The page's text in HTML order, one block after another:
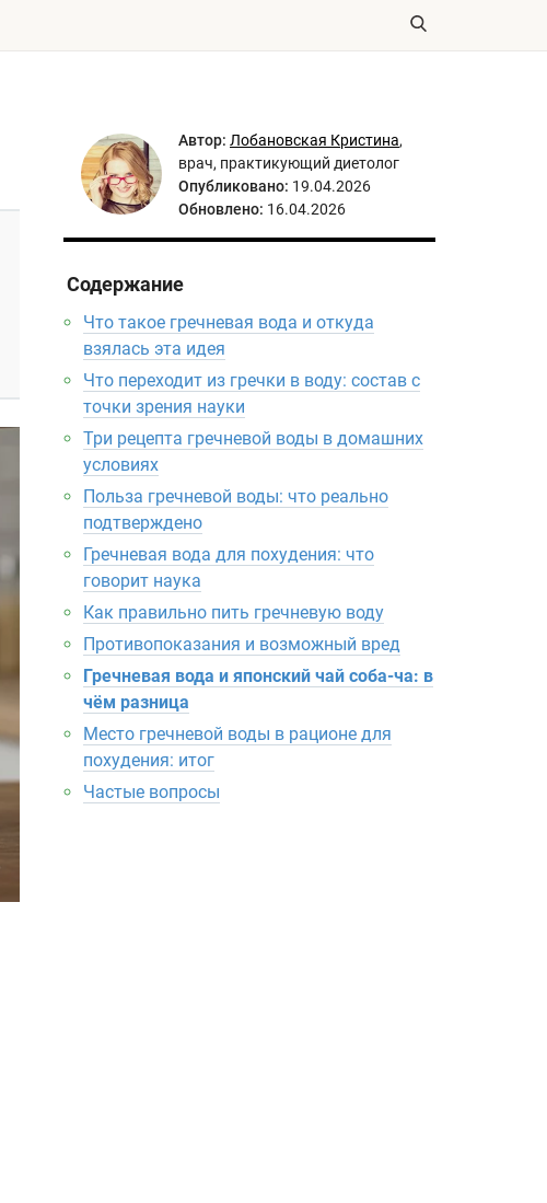
Автор: Лобановская Кристина,
врач, практикующий диетолог
Опубликовано: 19.04.2026
Обновлено: 16.04.2026
Содержание
Что такое гречневая вода и откуда
взялась эта идея
Что переходит из гречки в воду: состав с
точки зрения науки
Три рецепта гречневой воды в домашних
условиях
Польза гречневой воды: что реально
подтверждено
Гречневая вода для похудения: что
говорит наука
Как правильно пить гречневую воду
Противопоказания и возможный вред
Гречневая вода и японский чай соба-ча: в
чём разница
Место гречневой воды в рационе для
похудения: итог
Частые вопросы